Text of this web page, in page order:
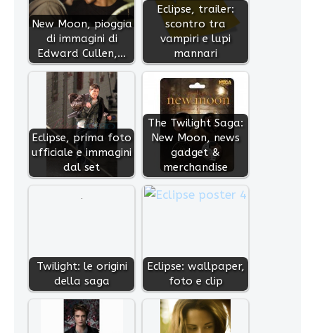
New Moon, pioggia
di immagini di
Edward Cullen,…
Eclipse, trailer:
scontro tra
vampiri e lupi
mannari
Eclipse, prima foto
ufficiale e immagini
dal set
The Twilight Saga:
New Moon, news
gadget &
merchandise
Twilight: le origini
della saga
Eclipse: wallpaper,
foto e clip